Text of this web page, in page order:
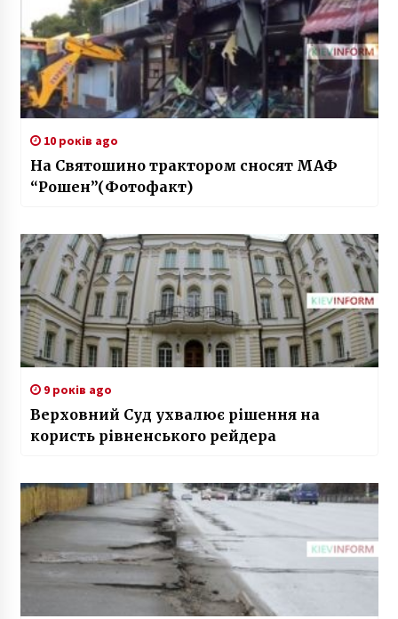
10 років ago
На Святошино трактором сносят МАФ
“Рошен”(Фотофакт)
9 років ago
Верховний Суд ухвалює рішення на
користь рівненського рейдера